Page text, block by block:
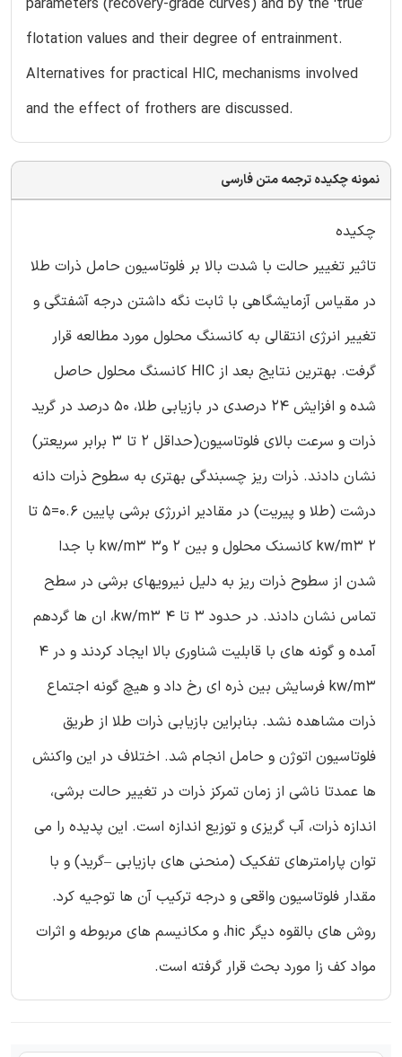
flotation values and their degree of entrainment.
Alternatives for practical HIC, mechanisms involved
and the effect of frothers are discussed.
نمونه چکیده ترجمه متن فارسی
چکیده
تاثیر تغییر حالت با شدت بالا بر فلوتاسیون حامل ذرات طلا
در مقیاس آزمایشگاهی با ثابت نگه داشتن درجه آشفتگی و
تغییر انرژی انتقالی به کانسنگ محلول مورد مطالعه قرار
گرفت. بهترین نتایج بعد از HIC کانسنگ محلول حاصل
شده و افزایش 24 درصدی در بازیابی طلا، 50 درصد در گرید
ذرات و سرعت بالای فلوتاسیون(حداقل 2 تا 3 برابر سریعتر)
نشان دادند. ذرات ریز چسبندگی بهتری به سطوح ذرات دانه
درشت (طلا و پیریت) در مقادیر انررژی برشی پایین 0.6=5 تا
2 kw/m3 کانسنک محلول و بین 2 و3 kw/m3 با جدا
شدن از سطوح ذرات ریز به دلیل نیرویهای برشی در سطح
تماس نشان دادند. در حدود 3 تا 4 kw/m3، ان ها گردهم
آمده و گونه های با قابلیت شناوری بالا ایجاد کردند و در 4
kw/m3 فرسایش بین ذره ای رخ داد و هیچ گونه اجتماع
ذرات مشاهده نشد. بنابراین بازیابی ذرات طلا از طریق
فلوتاسیون اتوژن و حامل انجام شد. اختلاف در این واکنش
ها عمدتا ناشی از زمان تمرکز ذرات در تغییر حالت برشی،
اندازه ذرات، آب گریزی و توزیع اندازه است. این پدیده را می
توان پارامترهای تفکیک (منحنی های بازیابی –گرید) و با
مقدار فلوتاسیون واقعی و درجه ترکیب آن ها توجیه کرد.
روش های بالقوه دیگر hic، و مکانیسم های مربوطه و اثرات
مواد کف زا مورد بحث قرار گرفته است.